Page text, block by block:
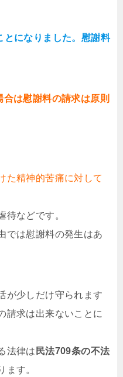
になりました。慰謝料
は慰謝料の請求は原則
た精神的苦痛に対して
待などです。
では慰謝料の発生はあ
が少しだけ守られます
請求は出来ないことに
法律は 民法709条の不法
ます。